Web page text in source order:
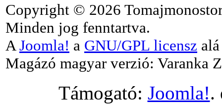
Copyright © 2026
Minden jog fenntartva.
A Joomla! a GNU/GPL licensz
Magázó magyar verzió: Varanka
Támogató: Joomla!.